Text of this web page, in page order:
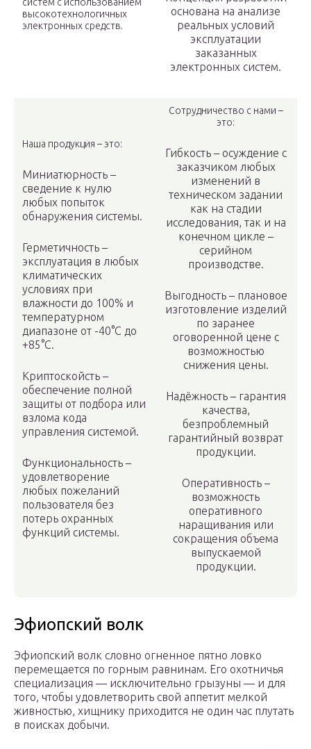
высокотехнологичных
электронных средств.
основана на анализе
реальных условий
эксплуатации
заказанных
электронных систем.
Наша продукция – это:
Миниатюрность –
cведение к нулю
любых попыток
обнаружения системы.
Герметичность –
эксплуатация в любых
климатических
условиях при
влажности до 100% и
температурном
диапазоне от -40°С до
+85°С.
Криптоскойсть –
обеспечение полной
защиты от подбора или
взлома кода
управления системой.
Функциональность –
удовлетворение
любых пожеланий
пользователя без
потерь охранных
функций системы.
Сотрудничество с нами –
это:
Гибкость – осуждение с
заказчиком любых
изменений в
техническом задании
как на стадии
исследования, так и на
конечном цикле –
серийном
производстве.
Выгодность – плановое
изготовление изделий
по заранее
оговоренной цене с
возможностью
снижения цены.
Надёжность – гарантия
качества,
безпроблемный
гарантийный возврат
продукции.
Оперативность –
возможность
оперативного
наращивания или
сокращения объема
выпускаемой
продукции.
Эфиопский волк
Эфиопский волк словно огненное пятно ловко
перемещается по горным равнинам. Его охотничья
специализация — исключительно грызуны — и для
того, чтобы удовлетворить свой аппетит мелкой
живностью, хищнику приходится не один час плутать
в поисках добычи.